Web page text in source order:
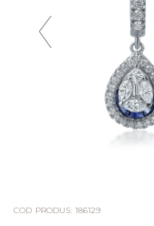
COD PRODUS: 186129